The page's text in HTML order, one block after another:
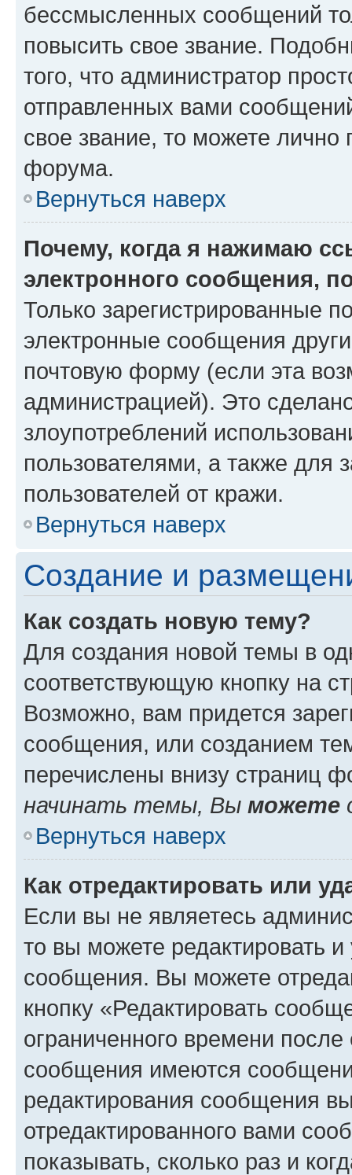
бессмысленных сообщений
повысить свое звание.
того, что администратор
отправленных вами
свое звание, то можете лично
форума.
Вернуться наверх
Почему, когда я нажимаю
электронного сообщения,
Только зарегистрированные
электронные сообщения
почтовую форму (если эта
администрацией). Это
злоупотреблений
пользователями, а также для
пользователей от кражи.
Вернуться наверх
Создание и
Как создать новую тему?
Для создания новой темы в
соответствующую кнопку на
Возможно, вам придется
сообщения, или созданием
перечислены внизу страниц
начинать темы, Вы можете
Вернуться наверх
Как отредактировать или
Если вы не являетесь
то вы можете редактировать
сообщения. Вы можете
кнопку «Редактировать
ограниченного времени
сообщения имеются
редактирования сообщения
отредактированного вами
показывать, сколько раз и